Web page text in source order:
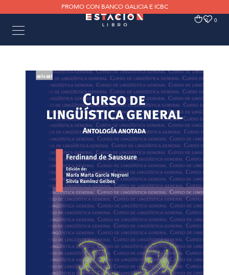
PROMO CON BANCO GALICIA E ICBC
0 0